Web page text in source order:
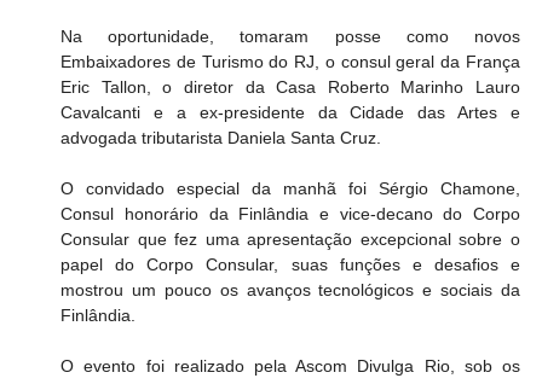
Na oportunidade, tomaram posse como novos
Embaixadores de Turismo do RJ, o consul geral da França
Eric Tallon, o diretor da Casa Roberto Marinho Lauro
Cavalcanti e a ex-presidente da Cidade das Artes e
advogada tributarista Daniela Santa Cruz.
O convidado especial da manhã foi Sérgio Chamone,
Consul honorário da Finlândia e vice-decano do Corpo
Consular que fez uma apresentação excepcional sobre o
papel do Corpo Consular, suas funções e desafios e
mostrou um pouco os avanços tecnológicos e sociais da
Finlândia.
O evento foi realizado pela Ascom Divulga Rio, sob os